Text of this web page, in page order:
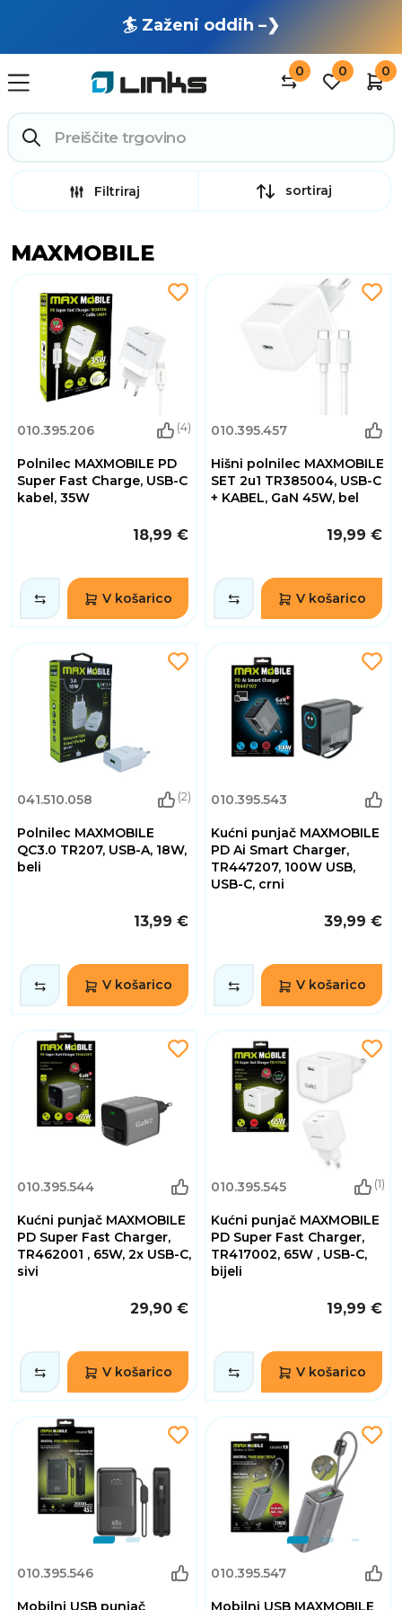
🏄 Zaženi oddih –❯
0 0 0
Filtriraj sortiraj
MAXMOBILE
010.395.206 (4)
Polnilec MAXMOBILE PD
Super Fast Charge, USB-C
kabel, 35W
18,99 €
V košarico
010.395.457
Hišni polnilec MAXMOBILE
SET 2u1 TR385004, USB-C
+ KABEL, GaN 45W, bel
19,99 €
V košarico
041.510.058 (2)
Polnilec MAXMOBILE
QC3.0 TR207, USB-A, 18W,
beli
13,99 €
V košarico
010.395.543
Kućni punjač MAXMOBILE
PD Ai Smart Charger,
TR447207, 100W USB,
USB-C, crni
39,99 €
V košarico
010.395.544
Kućni punjač MAXMOBILE
PD Super Fast Charger,
TR462001 , 65W, 2x USB-C,
sivi
29,90 €
V košarico
010.395.545 (1)
Kućni punjač MAXMOBILE
PD Super Fast Charger,
TR417002, 65W , USB-C,
bijeli
19,99 €
V košarico
010.395.546
Mobilni USB punjač
010.395.547
Mobilni USB MAXMOBILE